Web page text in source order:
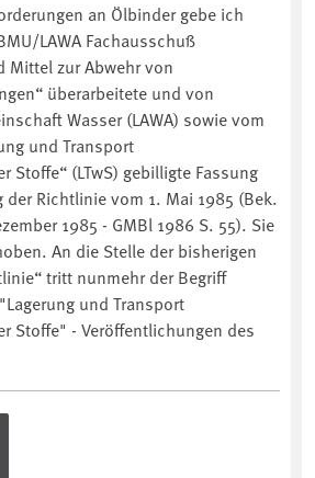
an Ölbinder gebe ich
LAWA Fachausschuß
Mittel zur Abwehr von
überarbeitete und von
Wasser (LAWA) sowie vom
und Transport
Stoffe“ (LTwS) gebilligte Fassung
der Richtlinie vom 1. Mai 1985 (Bek.
1985 - GMBl 1986 S. 55). Sie
An die Stelle der bisherigen
tritt nunmehr der Begriff
und Transport
Stoffe" - Veröffentlichungen des